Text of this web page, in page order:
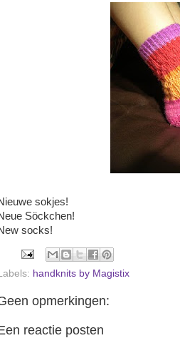
sokjes!
Söckchen!
socks!
handknits by Magistix
opmerkingen:
reactie posten